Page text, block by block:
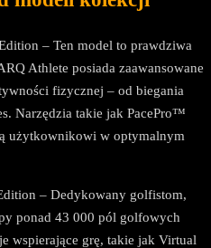
– Ten model to prawdziwa
Athlete posiada zaawansowane
fizycznej – od biegania
Narzędzia takie jak PacePro™
użytkownikowi w optymalnym
– Dedykowany golfistom,
ponad 43 000 pól golfowych
wspierające grę, takie jak Virtual